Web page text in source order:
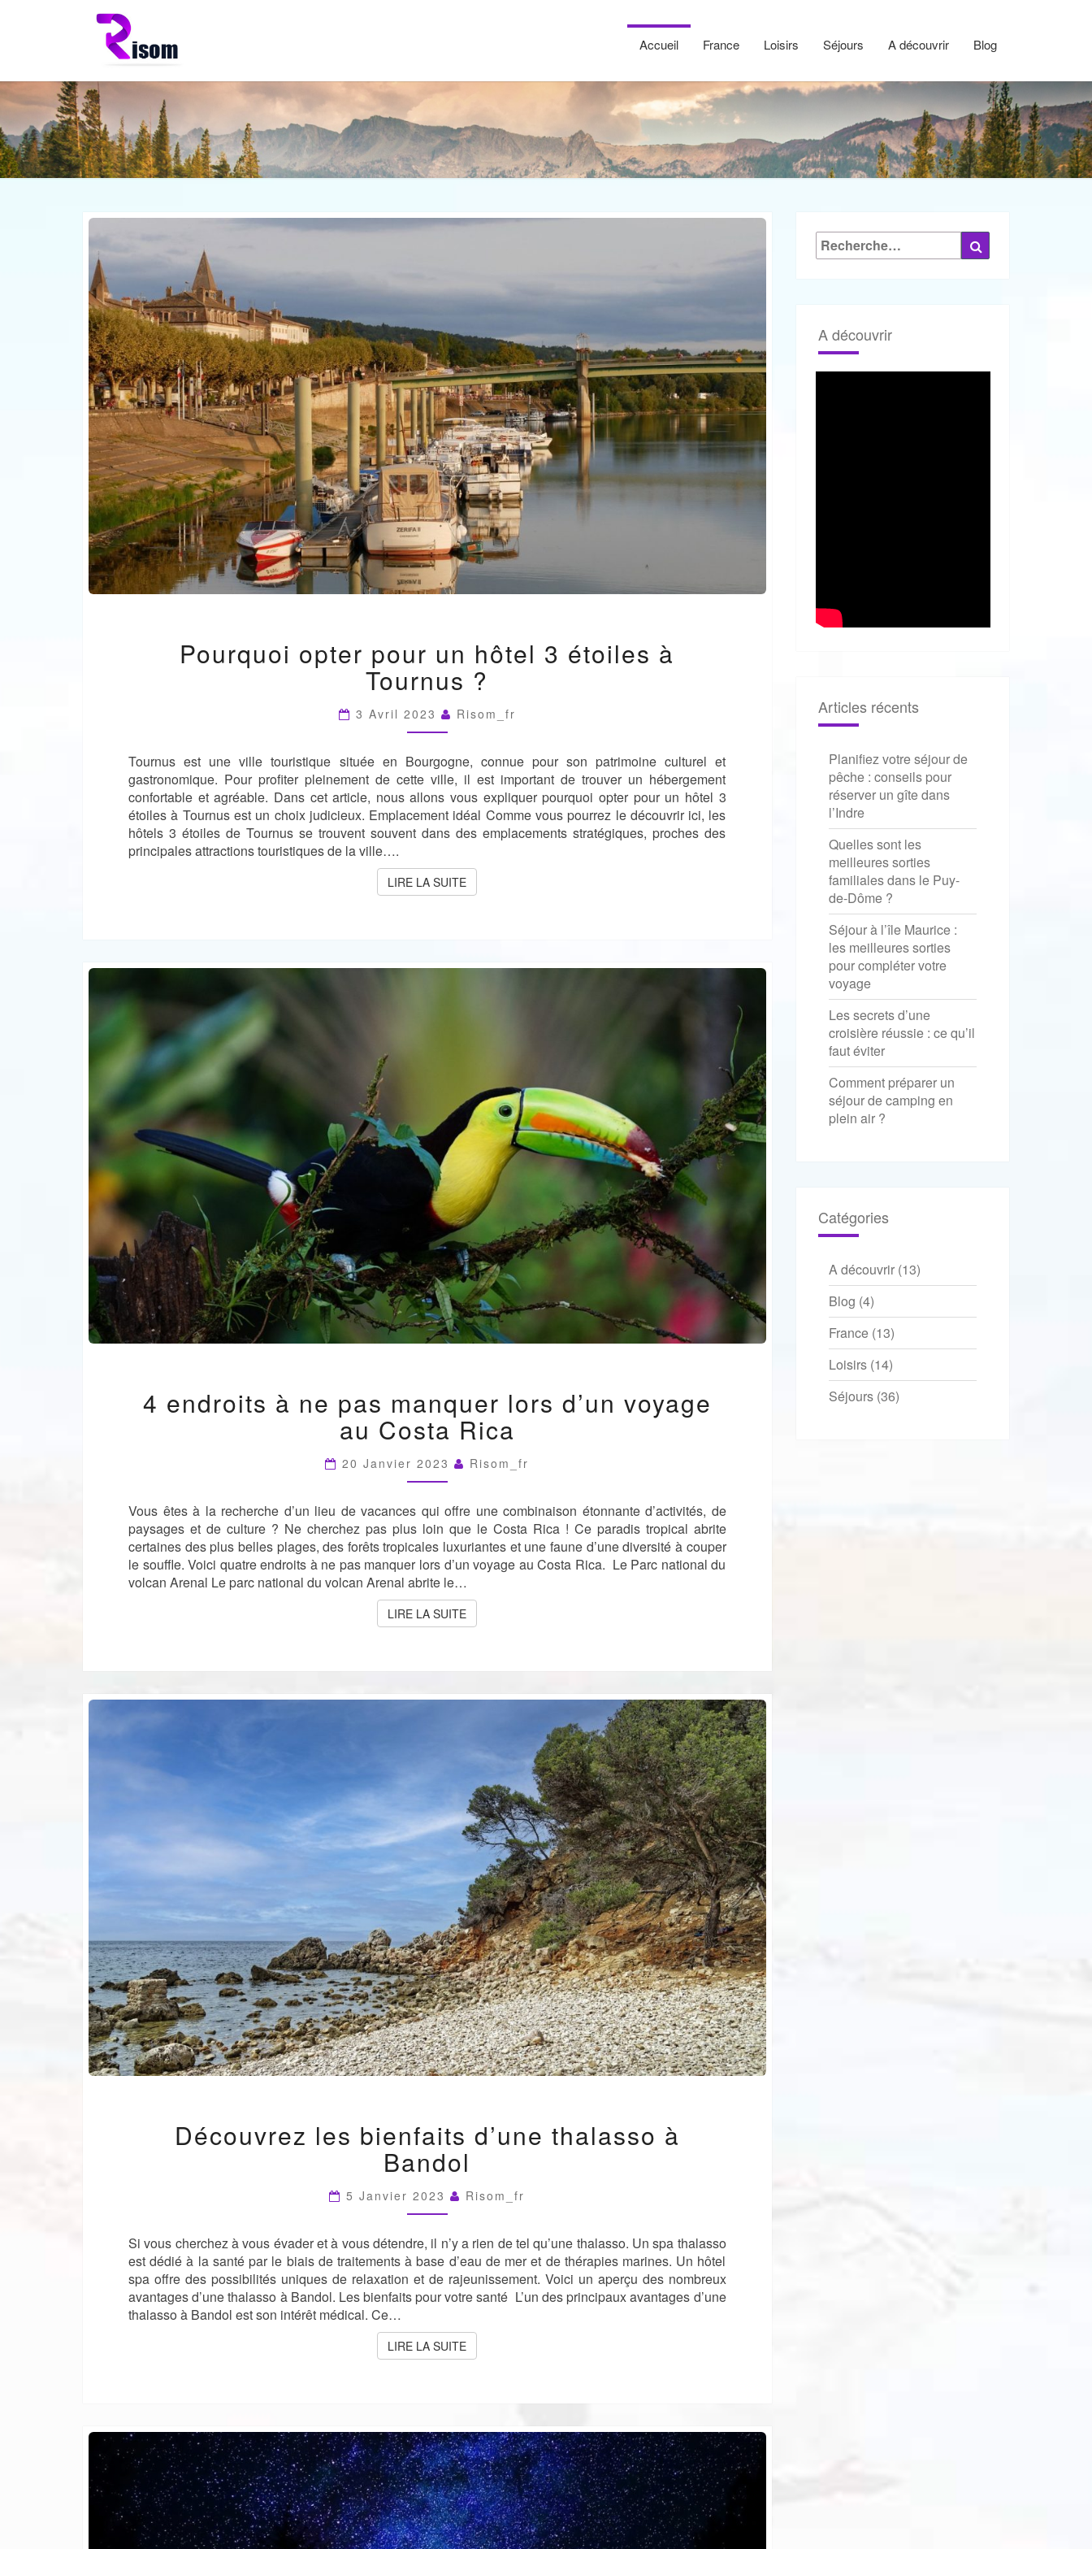
Accueil France Loisirs Séjours A découvrir Blog
Risom
OPTER
POUR
UN
HÔTEL
3
ÉTOILES
TOURNUS
?
Pourquoi opter pour un hôtel 3 étoiles à
Tournus ?
3 Avril 2023 Risom_fr
Tournus est une ville touristique située en Bourgogne, connue pour son patrimoine culturel et
gastronomique. Pour profiter pleinement de cette ville, il est important de trouver un hébergement
confortable et agréable. Dans cet article, nous allons vous expliquer pourquoi opter pour un hôtel 3
étoiles à Tournus est un choix judicieux. Emplacement idéal Comme vous pourrez le découvrir ici, les
hôtels 3 étoiles de Tournus se trouvent souvent dans des emplacements stratégiques, proches des
principales attractions touristiques de la ville….
LIRE LA SUITELIRE LA SUITE
ENDROITS
À
NE
MANQUER
LORS
VOYAGE
AU
COSTA
RICA
4 endroits à ne pas manquer lors d’un voyage
au Costa Rica
20 Janvier 2023 Risom_fr
Vous êtes à la recherche d’un lieu de vacances qui offre une combinaison étonnante d’activités, de
paysages et de culture ? Ne cherchez pas plus loin que le Costa Rica ! Ce paradis tropical abrite
certaines des plus belles plages, des forêts tropicales luxuriantes et une faune d’une diversité à couper
le souffle. Voici quatre endroits à ne pas manquer lors d’un voyage au Costa Rica. Le Parc national du
volcan Arenal Le parc national du volcan Arenal abrite le…
LIRE LA SUITELIRE LA SUITE
LES
BIENFAITS
D’UNE
THALASSO
À
BANDOL
Découvrez les bienfaits d’une thalasso à
Bandol
5 Janvier 2023 Risom_fr
Si vous cherchez à vous évader et à vous détendre, il n’y a rien de tel qu’une thalasso. Un spa thalasso
est dédié à la santé par le biais de traitements à base d’eau de mer et de thérapies marines. Un hôtel
spa offre des possibilités uniques de relaxation et de rajeunissement. Voici un aperçu des nombreux
avantages d’une thalasso à Bandol. Les bienfaits pour votre santé L’un des principaux avantages d’une
thalasso à Bandol est son intérêt médical. Ce…
LIRE LA SUITELIRE LA SUITE
Rechercher :
A découvrir
Articles récents
Planifiez votre séjour de
pêche : conseils pour
réserver un gîte dans
l’Indre
Quelles sont les
meilleures sorties
familiales dans le Puy-
de-Dôme ?
Séjour à l’île Maurice :
les meilleures sorties
pour compléter votre
voyage
Les secrets d’une
croisière réussie : ce qu’il
faut éviter
Comment préparer un
séjour de camping en
plein air ?
Catégories
A découvrir(13)
Blog (4)
France(13)
Loisirs(14)
Séjours(36)